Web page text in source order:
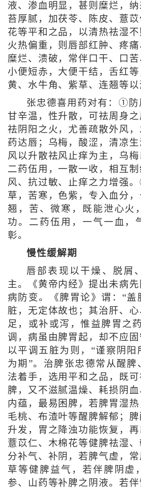
液、渗血明显，甚则糜烂，
苔厚腻，加茯苓、陈皮、薏
花等平和之品，以清热祛湿
火热偏重，则唇部红肿、疼
糜烂、溃破，常伴口干、口苦
小便短赤，大便干结，舌红
黄、水牛角、紫草、连翘等以
张忠德喜用药对有：①防
甘辛温，性升散，可祛周身之
祛阴阳之火，尤善疏散外风
药达唇；乌梅，酸涩，清凉
风以升散祛风止痒为主，乌梅
二药伍用，一散一收，相互
风、抗过敏、止痒之力增强
草，苦寒，色紫，专入血分
翘，苦、微寒，既能泄心火
功。二药伍用，一气一血，
彰。
慢性缓解期
唇部表现以干燥、脱屑
主。《黄帝内经》提出未病
病防变。《脾胃论》谓：“盖
脏，无定体故也；其治肝、
足，或补或泻，惟益脾胃之
调，病虽由脾胃起，却不应
以平调五脏为则，“谨察阴阳
为期”。治脾张忠德常从醒脾
法着手，选用平和之品，既
脾，又不滋腻温燥、耗损阴
内蕴，最易困脾，若脾胃湿
毛桃、布渣叶等醒脾解郁；
升发，胃之降浊功能恢复，再
薏苡仁、木棉花等健脾祛湿
分补气、补阴，若脾气虚，
草等健脾益气，若伴脾阴虚
参、山药等补脾之阴液。若